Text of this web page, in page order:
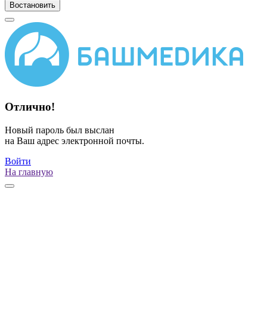
Востановить
Отлично!
Новый пароль был выслан
на Ваш адрес электронной почты.
Войти
На главную